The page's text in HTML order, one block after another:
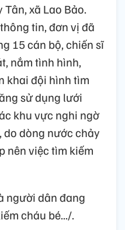
xã Lao Bảo.
tin, đơn vị đã
15 cán bộ, chiến sĩ
nắm tình hình,
khai đội hình tìm
sử dụng lưới
khu vực nghi ngờ
do dòng nước chảy
nên việc tìm kiếm
người dân đang
cháu bé.../.